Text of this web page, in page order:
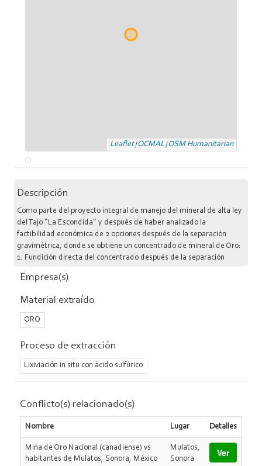
Leaflet|OCMAL|OSM Humanitarian
Descripción
Como parte del proyecto integral de manejo del mineral de alta ley
del Tajo “La Escondida” y después de haber analizado la
factibilidad económica de 2 opciones después de la separación
gravimétrica, donde se obtiene un concentrado de mineral de Oro:
1. Fundición directa del concentrado después de la separación
segunda opción debido al alto volumen de mineral a fundir. La
sistema actual, debido a que la solución resultante de dicha
lixiviación, se puede procesar en celdas electrolíticas y
posteriormente fundir ya solo el lodo catódico para obtener el
producto Doré. El sitio para la ubicación de nuestro proyecto es el
de la Planta ADR (planta de beneficio actualmente en operación)
donde se recibirá el concentrado producto de la separación
gravimétrica. La lixiviación Intensiva tendrá como producto una
actuales, es decir, en las celdas electrolíticas de la Planta ADR y
posteriormente a fundición el producto de éstas. El capital total de
inversión para la construcción del circuito de lixiviación intensiva
será de aproximadamente $4 millones de dólares americanos
(USD). El proyecto implica el desarrollo de un Circuito de Lixiviacio
Empresa(s)
Material extraído
ORO
Proceso de extracción
Lixiviación in situ con ácido sulfúrico
Conflicto(s) relacionado(s)
Nombre Lugar Detalles
Mina de Oro Nacional (canadiense) vs
habitantes de Mulatos, Sonora, México
Mulatos,
Sonora
Ver